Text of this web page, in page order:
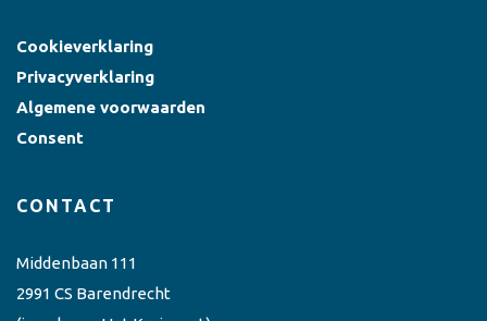
Cookieverklaring
Privacyverklaring
Algemene voorwaarden
Consent
CONTACT
Middenbaan 111
2991 CS Barendrecht